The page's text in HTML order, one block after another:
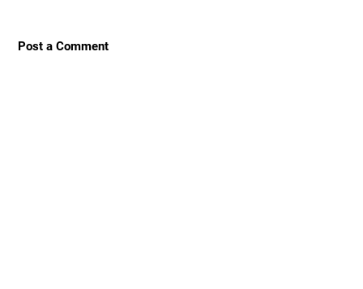
Post a Comment